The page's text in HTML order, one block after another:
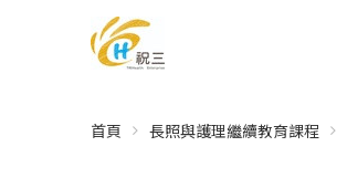
首頁 長照與護理繼續教育課程